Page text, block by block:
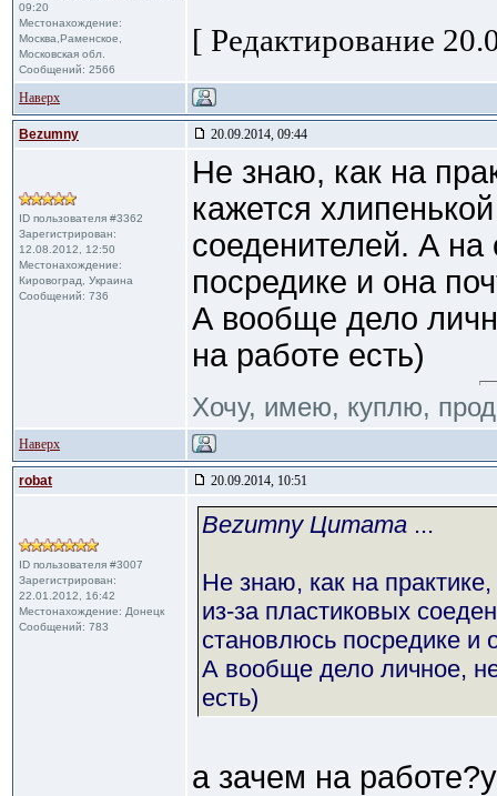
09:20
Местонахождение:
Москва,Раменское,
Московская обл.
Сообщений: 2566
[ Редактирование
Наверх
Bezumny 20.09.2014, 09:44
ID пользователя #3362
Зарегистрирован:
12.08.2012, 12:50
Местонахождение:
Кировоград, Украина
Сообщений: 736
Не знаю, как на
кажется
соеденителей. А
посредике и она
А вообще дело
на работе есть)
Хочу, имею, куплю,
Наверх
robat 20.09.2014, 10:51
ID пользователя #3007
Зарегистрирован:
22.01.2012, 16:42
Местонахождение: Донецк
Сообщений: 783
Bezumny Цитата ...
Не знаю, как на
из-за пластиковых
становлюсь посредике и
А вообще дело личное,
есть)
а зачем на